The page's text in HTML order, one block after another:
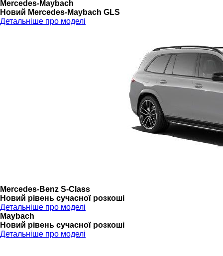
Mercedes-Maybach
Новий Mercedes-Maybach GLS
Детальніше про моделі
Mercedes-Benz S-Class
Новий рівень сучасної розкоші
Детальніше про моделі
Maybach
Новий рівень сучасної розкоші
Детальніше про моделі